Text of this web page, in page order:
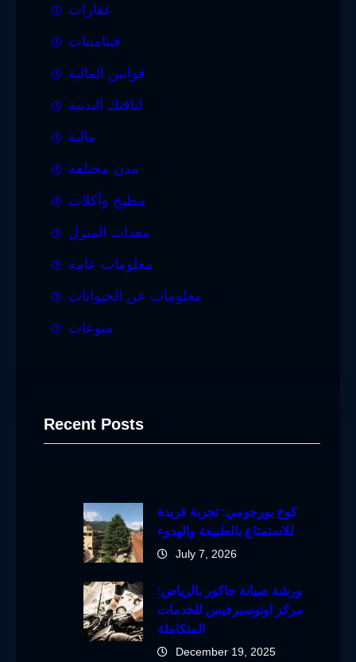
عقارات
فيتامينات
قوانين المالية
لياقتك البدنية
مالية
مدن مختلفة
مطبخ وأكلات
معدات المنزل
معلومات عامة
معلومات عن الحيوانات
منوعات
Recent Posts
كوخ بورجومي: تجربة فريدة
للاستمتاع بالطبيعة والهدوء
July 7, 2026
ورشة صيانة جاكور بالرياض:
مركز اوتوسيرفيس للخدمات
المتكاملة
December 19, 2025